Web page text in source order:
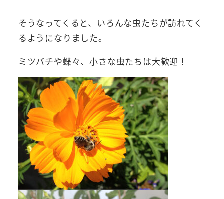
そうなってくると、いろんな虫たちが訪れてく
るようになりました。
ミツバチや蝶々、小さな虫たちは大歓迎！